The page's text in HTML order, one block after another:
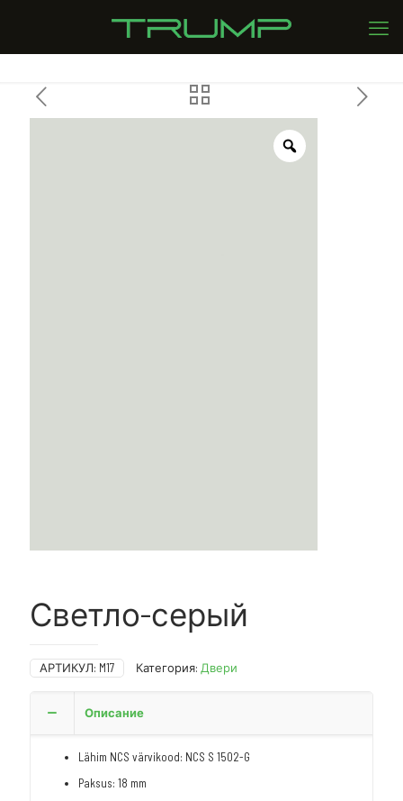
Светло-серый
АРТИКУЛ: M17 Категория: Двери
Описание
Lähim NCS värvikood: NCS S 1502-G
Paksus: 18 mm